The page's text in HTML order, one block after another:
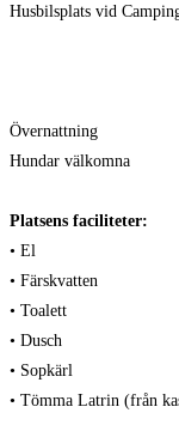
Husbilsplats vid
Övernattning
Hundar välkomna
Platsens faciliteter:
• El
• Färskvatten
• Toalett
• Dusch
• Sopkärl
• Tömma Latrin (från